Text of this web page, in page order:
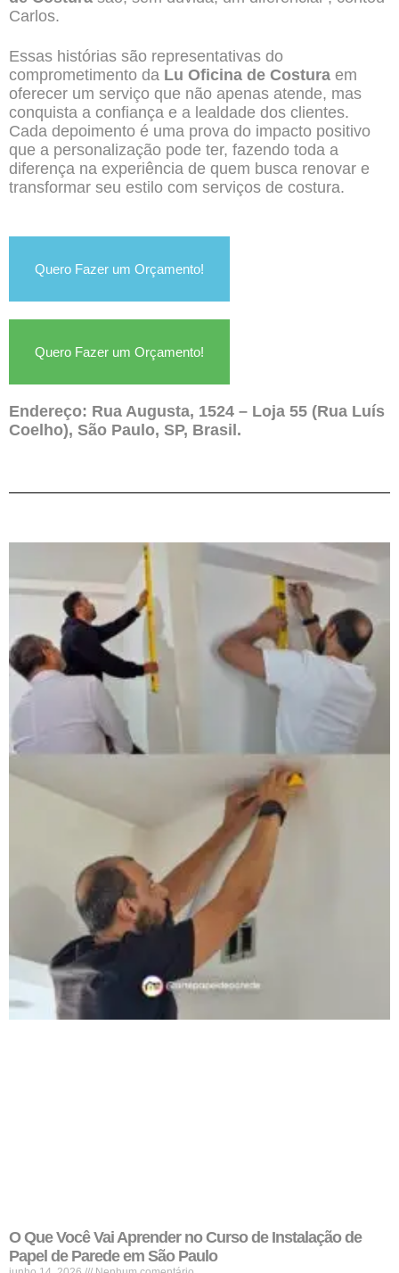
Carlos.
Essas histórias são representativas do
comprometimento da Lu Oficina de Costura em
oferecer um serviço que não apenas atende, mas
conquista a confiança e a lealdade dos clientes.
Cada depoimento é uma prova do impacto positivo
que a personalização pode ter, fazendo toda a
diferença na experiência de quem busca renovar e
transformar seu estilo com serviços de costura.
Quero Fazer um Orçamento!
Quero Fazer um Orçamento!
Endereço: Rua Augusta, 1524 – Loja 55 (Rua Luís
Coelho), São Paulo, SP, Brasil.
O Que Você Vai Aprender no Curso de Instalação de
Papel de Parede em São Paulo